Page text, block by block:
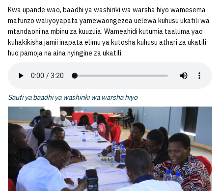
Kwa upande wao, baadhi ya washiriki wa warsha hiyo wamesema
mafunzo waliyoyapata yamewaongezea uelewa kuhusu ukatili wa
mtandaoni na mbinu za kuuzuia. Wameahidi kutumia taaluma yao
kuhakikisha jamii inapata elimu ya kutosha kuhusu athari za ukatili
huo pamoja na aina nyingine za ukatili.
Sauti ya baadhi ya washiriki wa warsha hiyo